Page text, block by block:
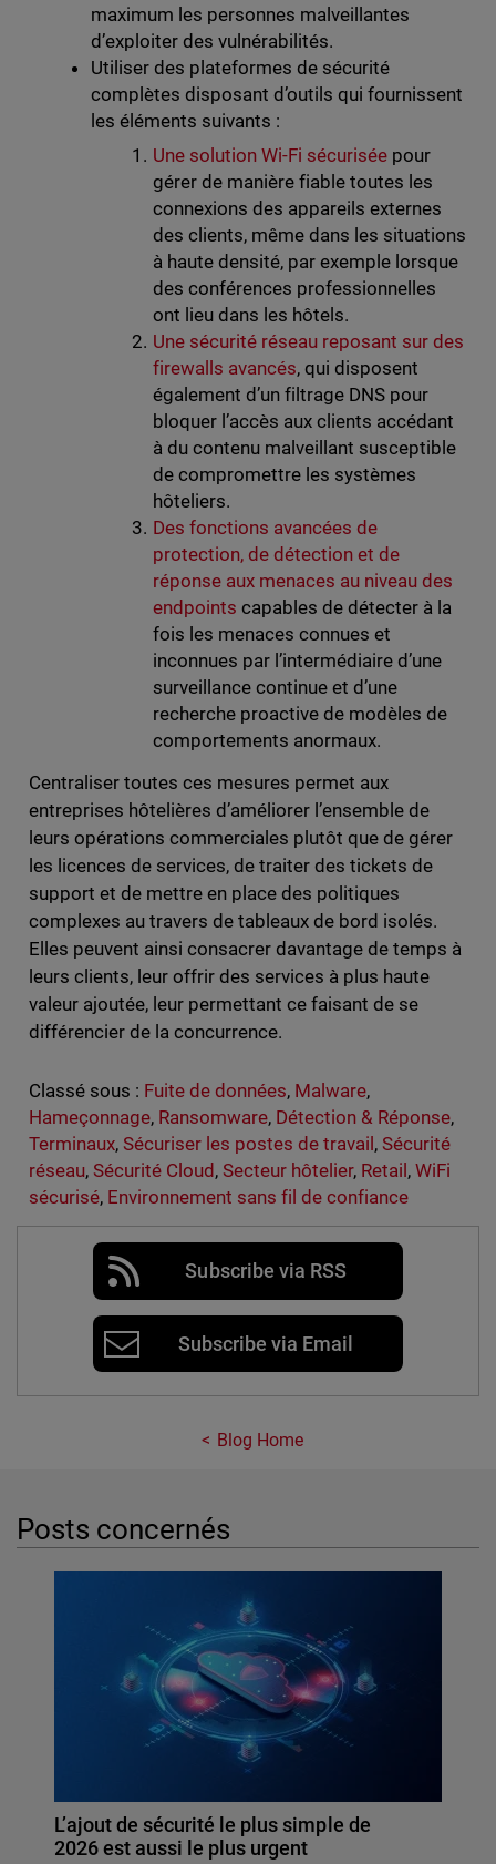
maximum les personnes malveillantes
d’exploiter des vulnérabilités.
Utiliser des plateformes de sécurité
complètes disposant d’outils qui fournissent
les éléments suivants :
Une solution Wi-Fi sécuriséepour
gérer de manière fiable toutes les
connexions des appareils externes
des clients, même dans les situations
à haute densité, par exemple lorsque
des conférences professionnelles
ont lieu dans les hôtels.
Une sécurité réseau reposant sur des
firewalls avancés, qui disposent
également d’un filtrage DNS pour
bloquer l’accès aux clients accédant
à du contenu malveillant susceptible
de compromettre les systèmes
hôteliers.
Des fonctions avancées de
protection, de détection et de
réponse aux menaces au niveau des
endpoints capables de détecter à la
fois les menaces connues et
inconnues par l’intermédiaire d’une
surveillance continue et d’une
recherche proactive de modèles de
comportements anormaux.
Centraliser toutes ces mesures permet aux
entreprises hôtelières d’améliorer l’ensemble de
leurs opérations commerciales plutôt que de gérer
les licences de services, de traiter des tickets de
support et de mettre en place des politiques
complexes au travers de tableaux de bord isolés.
Elles peuvent ainsi consacrer davantage de temps à
leurs clients, leur offrir des services à plus haute
valeur ajoutée, leur permettant ce faisant de se
différencier de la concurrence.
Classé sous : Fuite de données, Malware,
Hameçonnage, Ransomware, Détection & Réponse,
Terminaux, Sécuriser les postes de travail ,Sécurité
réseau, Sécurité Cloud , Secteur hôtelier, Retail ,WiFi
sécurisé, Environnement sans fil de confiance
Subscribe via RSS
Subscribe via Email
Blog Home
Posts concernés
L’ajout de sécurité le plus simple de
2026 est aussi le plus urgent